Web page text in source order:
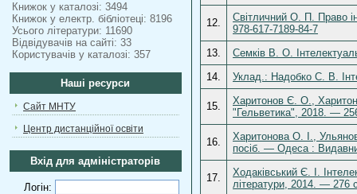
Книжок у каталозі: 3494
Книжок у електр. бібліотеці: 8196
Усього літератури: 11690
Відвідувачів на сайті: 33
Користувачів у каталозі: 357
Наші ресурси
Сайт МНТУ
Центр дистанційної освіти
Вхід для адміністраторів
Логін:
12.
Світличний О. П. Право
978-617-7189-84-7
13.
Семків В. О.
14.
Уклад.: Надобко С. В.
15.
Харитонов Є. О.,
"Гельветика", 2018. —
16.
Харитонова О. І.,
посіб. — Одеса :
17.
Ходаківський Є. І.
літератури, 2014. — 276